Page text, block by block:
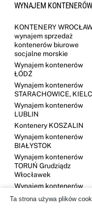
WYNAJEM KONTENERÓW
KONTENERY
wynajem sprzedaż
kontenerów biurowe
socjalne morskie
Wynajem kontenerów
ŁÓDŹ
Wynajem kontenerów
STARACHOWICE,
Wynajem kontenerów
LUBLIN
Kontenery KOSZALIN
Wynajem kontenerów
BIAŁYSTOK
Wynajem kontenerów
TORUŃ Grudziądz
Włocławek
Wynajem kontenerów
Ta strona używa plików